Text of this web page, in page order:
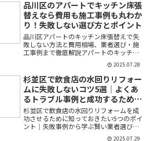
調環境をどうやって維持すればいい
の？」このようなお悩みをお持...
品川区のアパートでキッチン床張
替えなら費用も施工事例も丸わか
り！失敗しない選び方とポイント
品川区アパートのキッチン床張替えで失
敗しない方法と費用相場、業者選び・施
工事例まで徹底解説アパートのキッチン
床が古くなったり、傷や汚れが目立って
きたりすると「そろそろ張替えが必要か
な？」と悩みますよね。特に品川区のア
パートで、入居者の満足度...
2025.07.28
杉並区で飲食店の水回りリフォー
ムに失敗しないコツ5選｜よくあ
るトラブル事例と成功するための
ポイント
杉並区で飲食店の水回りリフォームを成
功させるために知っておきたい5つのポイ
ント｜失敗事例から学ぶ賢い業者選びと
コスト削減術飲食店の経営者・オーナー
2025.07.29